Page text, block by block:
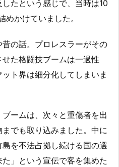
たという感じで、当時は10
かけていました。
の話。プロレスラーがその
た格闘技ブームは一過性
ト界は細分化してしまいま
ームは、次々と重傷者を出
でも取り込みました。中に
を不法占拠し続ける国の選
」という宣伝で客を集めた